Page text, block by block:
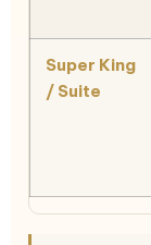
Super King
/ Suite